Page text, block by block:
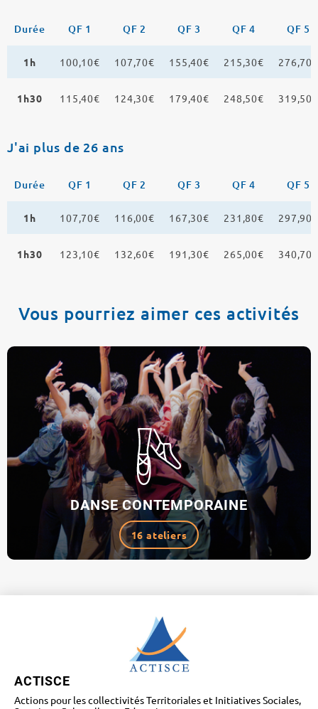
Durée QF 1 QF 2 QF 3 QF 4 QF 5
1h 100,10€ 107,70€ 155,40€ 215,30€ 276,70€
1h30 115,40€ 124,30€ 179,40€ 248,50€ 319,50€
J'ai plus de 26 ans
Durée QF 1 QF 2 QF 3 QF 4 QF 5
1h 107,70€ 116,00€ 167,30€ 231,80€ 297,90€
1h30 123,10€ 132,60€ 191,30€ 265,00€ 340,70€
Vous pourriez aimer ces activités
DANSE CONTEMPORAINE
16 ateliers
ACTISCE
Actions pour les collectivités Territoriales et Initiatives Sociales,